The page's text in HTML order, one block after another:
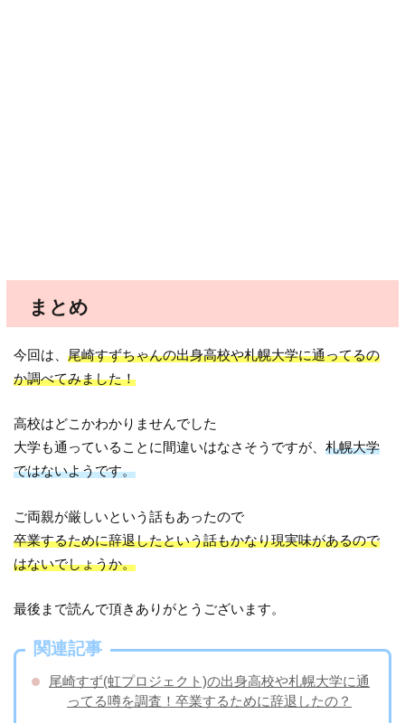
まとめ
今回は、尾崎すずちゃんの出身高校や札幌大学に通ってるの
か調べてみました！
高校はどこかわかりませんでした
大学も通っていることに間違いはなさそうですが、札幌大学
ではないようです。
ご両親が厳しいという話もあったので
卒業するために辞退したという話もかなり現実味があるので
はないでしょうか。
最後まで読んで頂きありがとうございます。
関連記事
尾崎すず(虹プロジェクト)の出身高校や札幌大学に通
ってる噂を調査！卒業するために辞退したの？